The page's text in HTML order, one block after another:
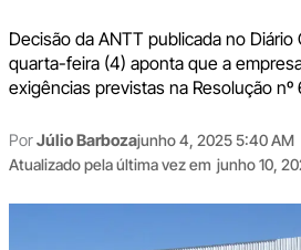
Decisão da ANTT publicada no Diário
quarta-feira (4) aponta que a
exigências previstas na Resolução
PorJúlio Barbozajunho 4, 2025 5:40 AM
Atualizado pela última vez em junho 10,